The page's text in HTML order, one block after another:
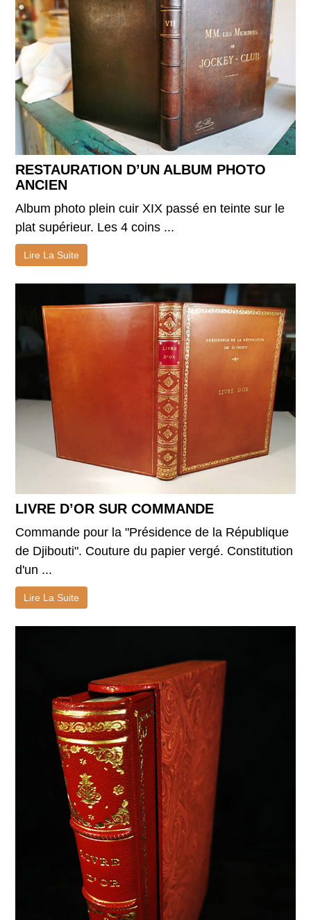
RESTAURATION D’UN ALBUM PHOTO
ANCIEN
Album photo plein cuir XIX passé en teinte sur le
plat supérieur. Les 4 coins ...
Lire La Suite
LIVRE D’OR SUR COMMANDE
Commande pour la "Présidence de la République
de Djibouti". Couture du papier vergé. Constitution
d'un ...
Lire La Suite